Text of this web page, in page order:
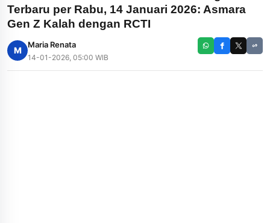
Terbaru per Rabu, 14 Januari 2026: Asmara
Gen Z Kalah dengan RCTI
M
Maria Renata
14-01-2026, 05:00 WIB